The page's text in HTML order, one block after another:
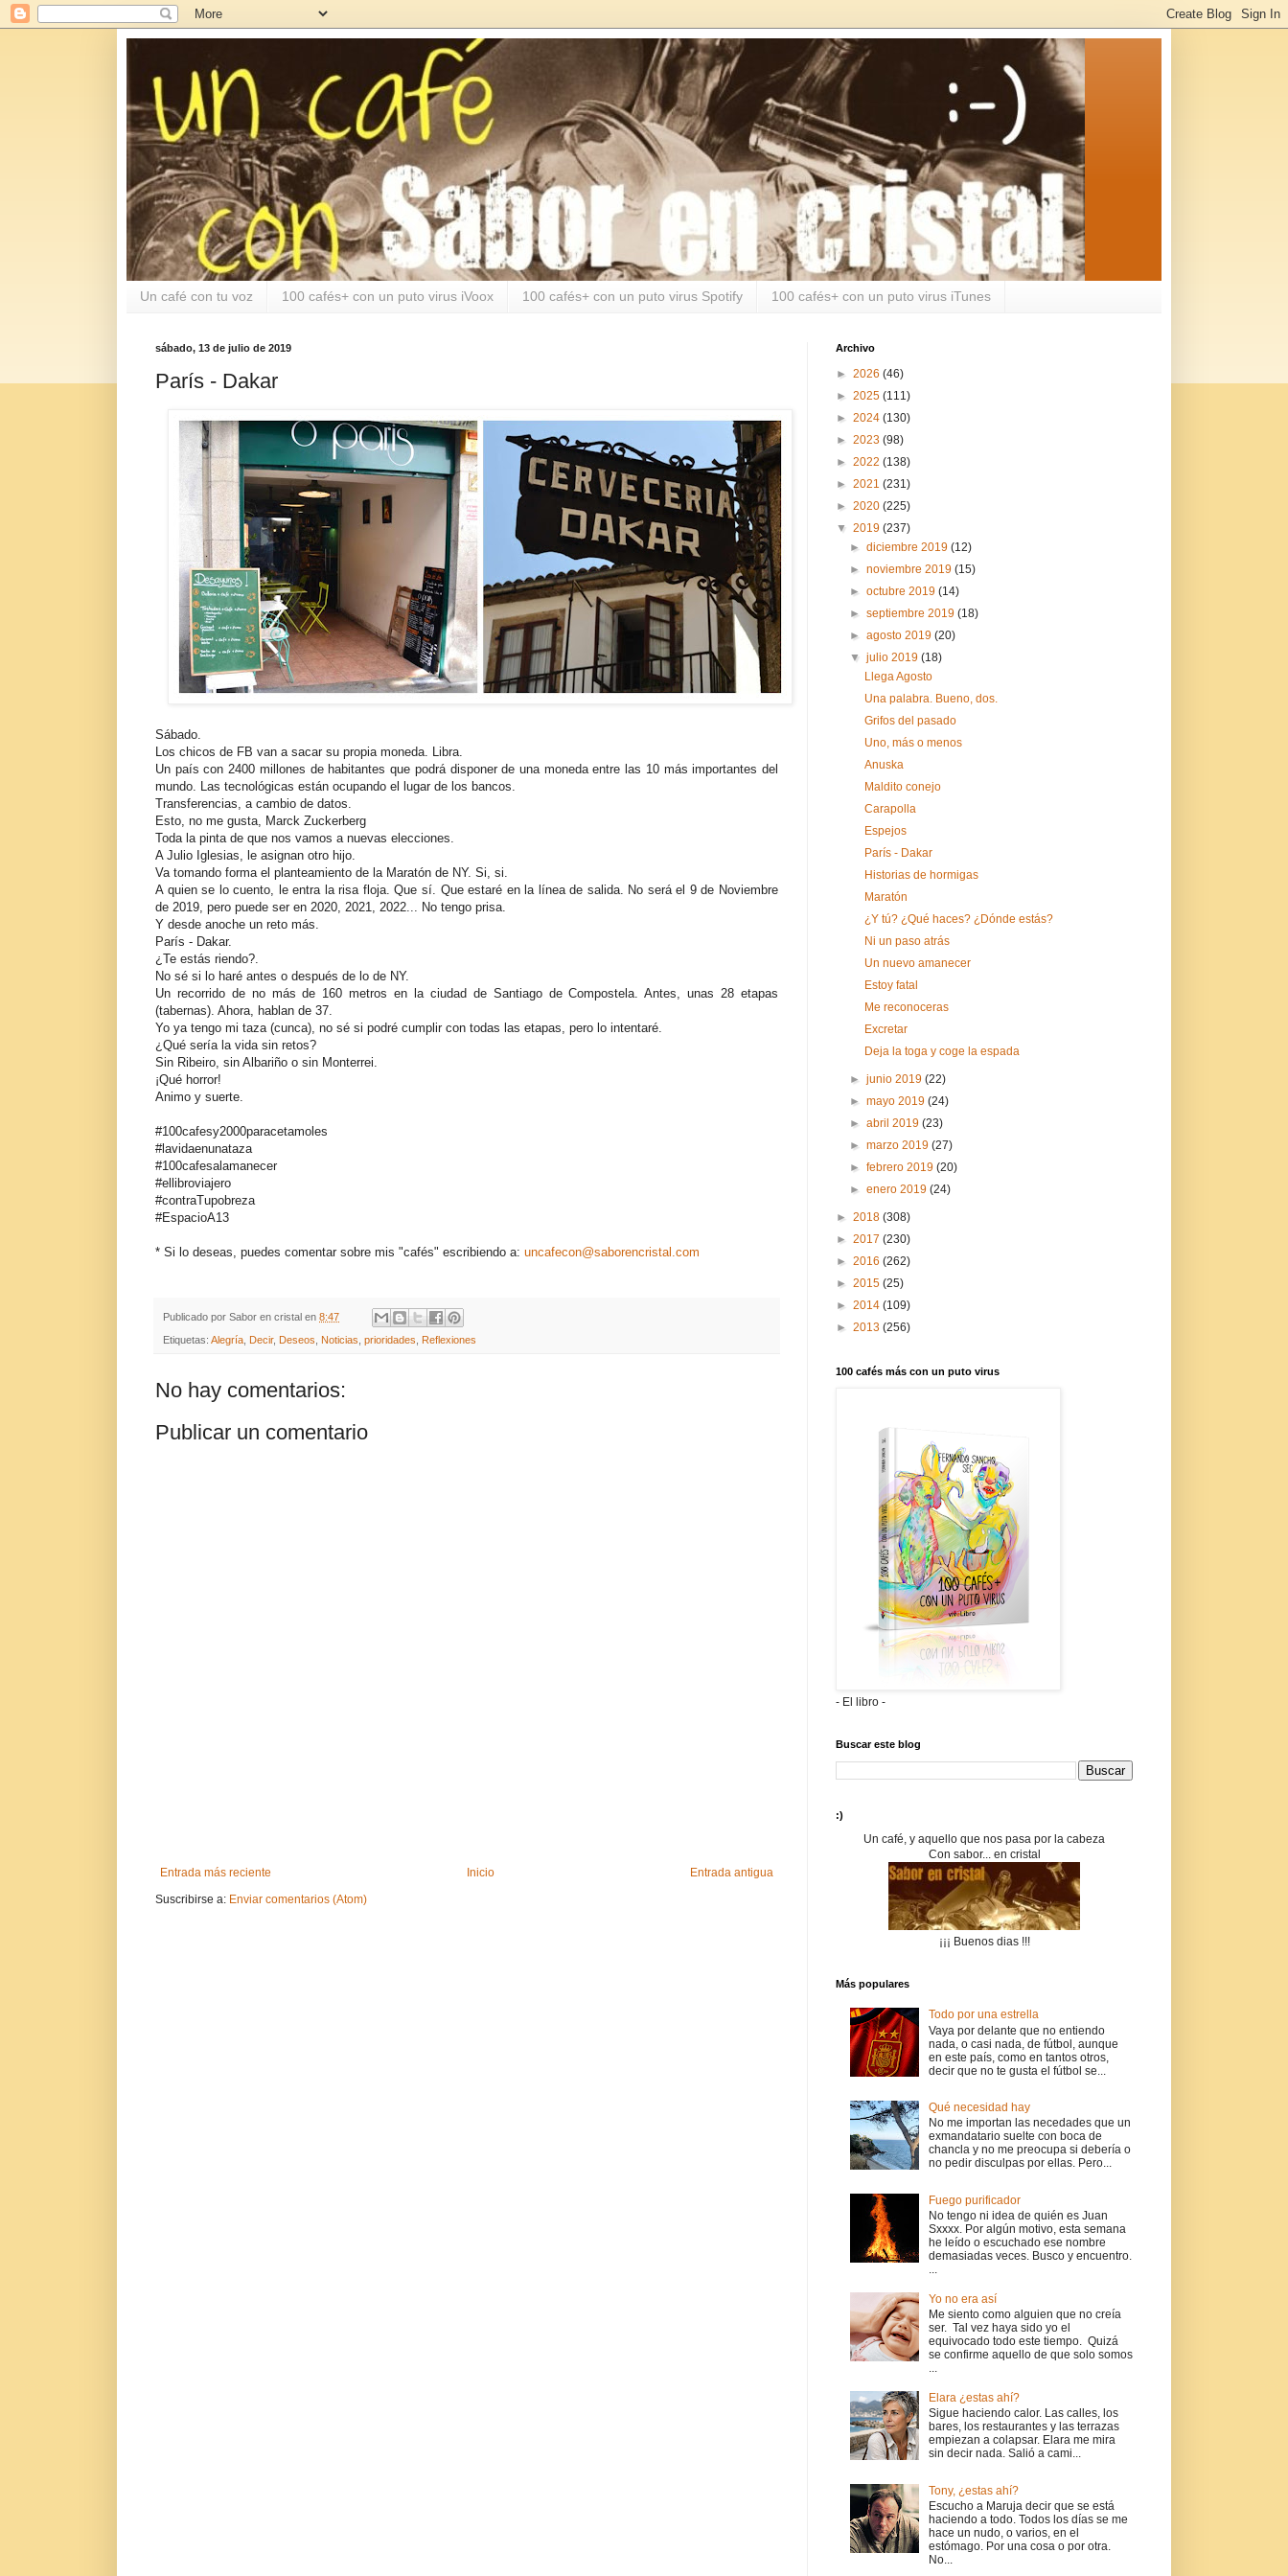
Un café con tu voz 100 cafés+ con un puto virus iVoox 100 cafés+ con un puto virus Spotify 100 cafés+ con un puto virus iTunes
sábado, 13 de julio de 2019
París - Dakar
Sábado.
Los chicos de FB van a sacar su propia moneda. Libra.
Un país con 2400 millones de habitantes que podrá disponer de una moneda entre las 10 más importantes del
mundo. Las tecnológicas están ocupando el lugar de los bancos.
Transferencias, a cambio de datos.
Esto, no me gusta, Marck Zuckerberg
Toda la pinta de que nos vamos a nuevas elecciones.
A Julio Iglesias, le asignan otro hijo.
Va tomando forma el planteamiento de la Maratón de NY. Si, si.
A quien se lo cuento, le entra la risa floja. Que sí. Que estaré en la línea de salida. No será el 9 de Noviembre
de 2019, pero puede ser en 2020, 2021, 2022... No tengo prisa.
Y desde anoche un reto más.
París - Dakar.
¿Te estás riendo?.
No sé si lo haré antes o después de lo de NY.
Un recorrido de no más de 160 metros en la ciudad de Santiago de Compostela. Antes, unas 28 etapas
(tabernas). Ahora, hablan de 37.
Yo ya tengo mi taza (cunca), no sé si podré cumplir con todas las etapas, pero lo intentaré.
¿Qué sería la vida sin retos?
Sin Ribeiro, sin Albariño o sin Monterrei.
¡Qué horror!
Animo y suerte.
#100cafesy2000paracetamoles
#lavidaenunataza
#100cafesalamanecer
#ellibroviajero
#contraTupobreza
#EspacioA13
* Si lo deseas, puedes comentar sobre mis "cafés" escribiendo a: uncafecon@saborencristal.com
Publicado por Sabor en cristal en 8:47
Etiquetas: Alegría Decir, Deseos Noticias prioridades Reflexiones
No hay comentarios:
Publicar un comentario
Entrada más reciente Entrada antigua
Inicio
Suscribirse a: Enviar comentarios (Atom)
Archivo
► 2026 (46)
► 2025 (111)
► 2024 (130)
► 2023 (98)
► 2022 (138)
► 2021 (231)
► 2020 (225)
▼ 2019 (237)
►diciembre 2019(12)
►noviembre 2019(15)
►octubre 2019(14)
►septiembre 2019(18)
►agosto 2019(20)
▼julio 2019(18)
Llega Agosto
Una palabra. Bueno, dos.
Grifos del pasado
Uno, más o menos
Anuska
Maldito conejo
Carapolla
Espejos
París - Dakar
Historias de hormigas
Maratón
¿Y tú? ¿Qué haces? ¿Dónde estás?
Ni un paso atrás
Un nuevo amanecer
Estoy fatal
Me reconoceras
Excretar
Deja la toga y coge la espada
►junio 2019(22)
►mayo 2019(24)
►abril 2019(23)
►marzo 2019(27)
►febrero 2019(20)
►enero 2019(24)
► 2018 (308)
► 2017 (230)
► 2016 (262)
► 2015 (25)
► 2014 (109)
► 2013 (256)
100 cafés más con un puto virus
- El libro -
Buscar este blog
:)
Un café, y aquello que nos pasa por la cabeza
Con sabor... en cristal
¡¡¡ Buenos dias !!!
Más populares
Todo por una estrella
Vaya por delante que no entiendo
nada, o casi nada, de fútbol, aunque
en este país, como en tantos otros,
decir que no te gusta el fútbol se...
Qué necesidad hay
No me importan las necedades que un
exmandatario suelte con boca de
chancla y no me preocupa si debería o
no pedir disculpas por ellas. Pero...
Fuego purificador
No tengo ni idea de quién es Juan
Sxxxx. Por algún motivo, esta semana
he leído o escuchado ese nombre
demasiadas veces. Busco y encuentro.
...
Yo no era así
Me siento como alguien que no creía
ser. Tal vez haya sido yo el
equivocado todo este tiempo. Quizá
se confirme aquello de que solo somos
...
Elara ¿estas ahí?
Sigue haciendo calor. Las calles, los
bares, los restaurantes y las terrazas
empiezan a colapsar. Elara me mira
sin decir nada. Salió a cami...
Tony, ¿estas ahí?
Escucho a Maruja decir que se está
haciendo a todo. Todos los días se me
hace un nudo, o varios, en el
estómago. Por una cosa o por otra.
No...